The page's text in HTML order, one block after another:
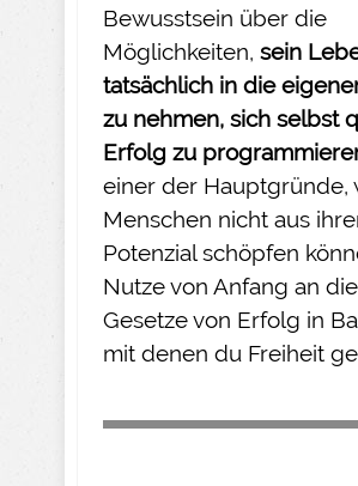
Bewusstsein über die
Möglichkeiten, sein
tatsächlich in die
zu nehmen, sich selbst
Erfolg zu
einer der Hauptgründe,
Menschen nicht aus
Potenzial schöpfen
Nutze von Anfang an die
Gesetze von Erfolg in
mit denen du Freiheit